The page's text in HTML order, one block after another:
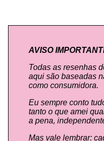
AVISO
Todas as resenhas
aqui são baseadas
como consumidora.
Eu sempre conto
tanto o que amei
a pena,
Mas vale lembrar: